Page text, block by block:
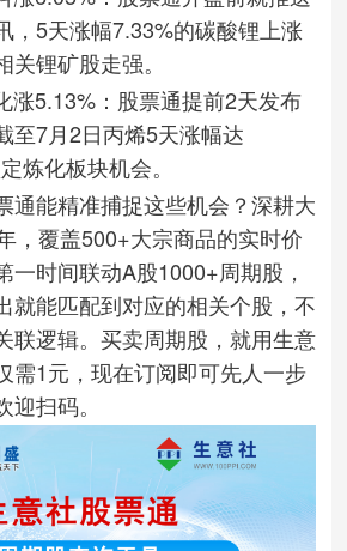
，5天涨幅7.33%的碳酸锂上涨
锂矿股走强。
涨5.13%：股票通提前2天发布
至7月2日丙烯5天涨幅达
炼化板块机会。
通能精准捕捉这些机会？深耕大
，覆盖500+大宗商品的实时价
一时间联动A股1000+周期股，
就能匹配到对应的相关个股，不
联逻辑。买卖周期股，就用生意
需1元，现在订阅即可先人一步
扫码。